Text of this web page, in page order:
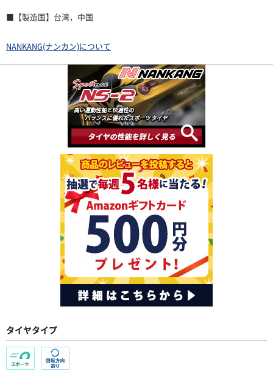
■【製造国】台湾，中国
NANKANG(ナンカン)について
タイヤタイプ